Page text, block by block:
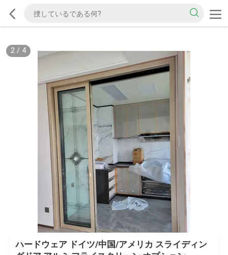
2/ 4
ハードウェア ドイツ/中国/アメリカ スライディン